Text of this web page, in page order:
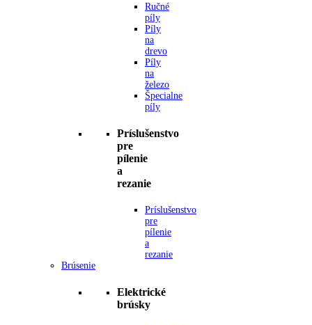
Ručné
píly
Píly
na
drevo
Píly
na
železo
Špecialne
píly
Príslušenstvo
pre
pílenie
a
rezanie
Príslušenstvo
pre
pílenie
a
rezanie
Brúsenie
Elektrické
brúsky